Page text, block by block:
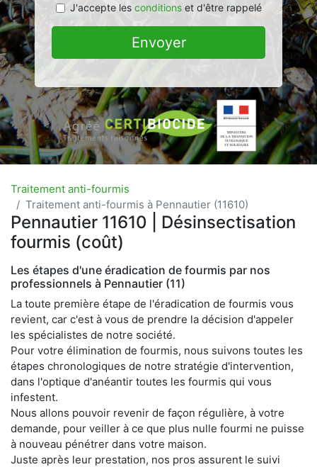
J'accepte les conditionset d'être rappelé
Envoyer
Traitement anti-fourmis
Traitement anti-fourmis à Pennautier (11610)
Pennautier 11610 | Désinsectisation
fourmis (coût)
Les étapes d'une éradication de fourmis par nos
professionnels à Pennautier (11)
La toute première étape de l'éradication de fourmis vous
revient, car c'est à vous de prendre la décision d'appeler
les spécialistes de notre société.
Pour votre élimination de fourmis, nous suivons toutes les
étapes chronologiques de notre stratégie d'intervention,
dans l'optique d'anéantir toutes les fourmis qui vous
infestent.
Nous allons pouvoir revenir de façon régulière, à votre
demande, pour veiller à ce que plus nulle fourmi ne puisse
à nouveau pénétrer dans votre maison.
Juste après leur prestation, nos pros assurent le suivi